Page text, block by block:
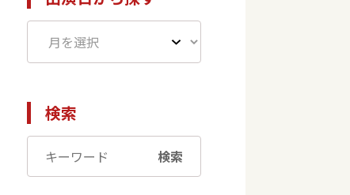
検索
検索